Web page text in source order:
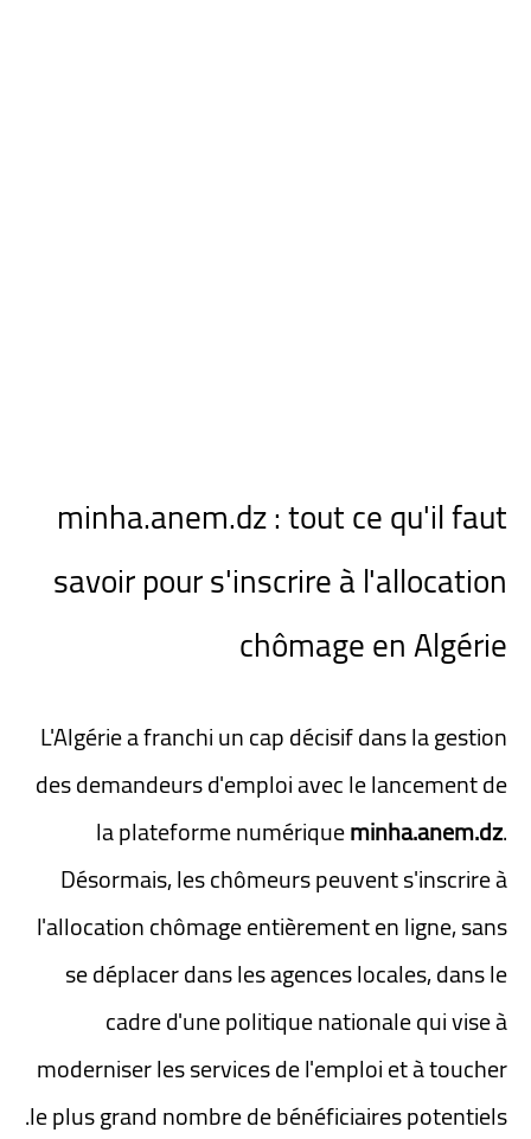
minha.anem.dz : tout ce qu'il faut
savoir pour s'inscrire à l'allocation
chômage en Algérie
L'Algérie a franchi un cap décisif dans la gestion
des demandeurs d'emploi avec le lancement de
la plateforme numériqueminha.anem.dz.
Désormais, les chômeurs peuvent s'inscrire à
l'allocation chômage entièrement en ligne, sans
se déplacer dans les agences locales, dans le
cadre d'une politique nationale qui vise à
moderniser les services de l'emploi et à toucher
le plus grand nombre de bénéficiaires potentiels.